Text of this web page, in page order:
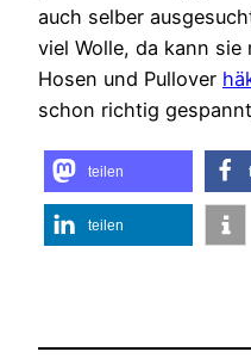
auch selber
viel Wolle, da kann sie
Hosen und Pullover
schon richtig
teilen
teilen